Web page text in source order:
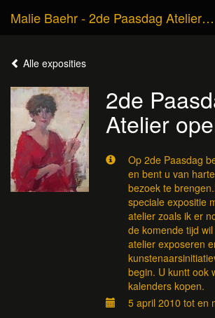
Malie Baehr - 2de Paasdag Atelier Open
Alle exposities
2de
Atelier
Op 2de Paasdag
en bent u van
bezoek te
speciale expositie
atelier zoals ik er
de komende tijd
atelier exposeren
begin. U kuntt ook
kalenders kopen.
5 april 2010 tot en